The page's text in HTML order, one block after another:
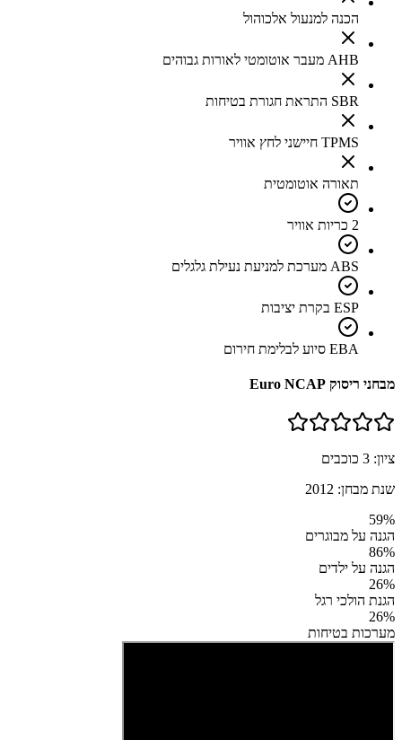
הכנה למנעול אלכוהול
AHB מעבר אוטומטי לאורות גבוהים
SBR התראת חגורת בטיחות
TPMS חיישני לחץ אוויר
תאורה אוטומטית
2 כריות אוויר
ABS מערכת למניעת נעילת גלגלים
ESP בקרת יציבות
EBA סיוע לבלימת חירום
מבחני ריסוק Euro NCAP
ציון: 3 כוכבים
שנת מבחן: 2012
59%
הגנה על מבוגרים
86%
הגנה על ילדים
26%
הגנת הולכי רגל
26%
מערכות בטיחות